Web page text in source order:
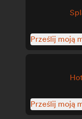
Prześlij moją
Prześlij moją